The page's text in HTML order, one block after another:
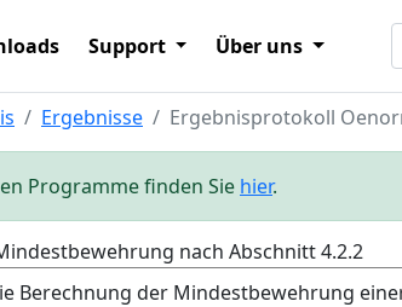
Support Über uns
Ergebnisse Ergebnisprotokoll
Programme finden Sie hier.
nach Abschnitt 4.2.2
Berechnung der Mindestbewehrung